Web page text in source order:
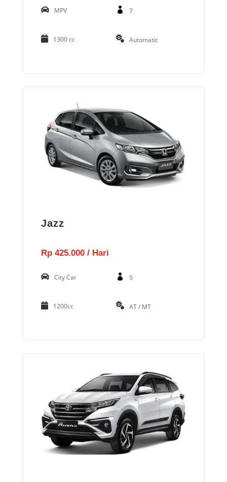
MPV 7
1300 cc Automatic
Jazz
Rp 425.000 / Hari
City Car 5
1200cc AT / MT